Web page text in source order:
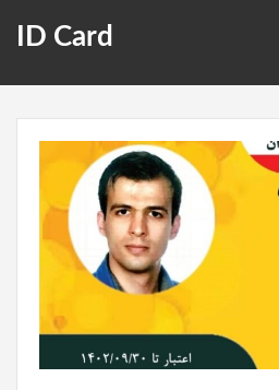
ID Card